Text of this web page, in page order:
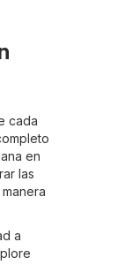
cada
en
las
a